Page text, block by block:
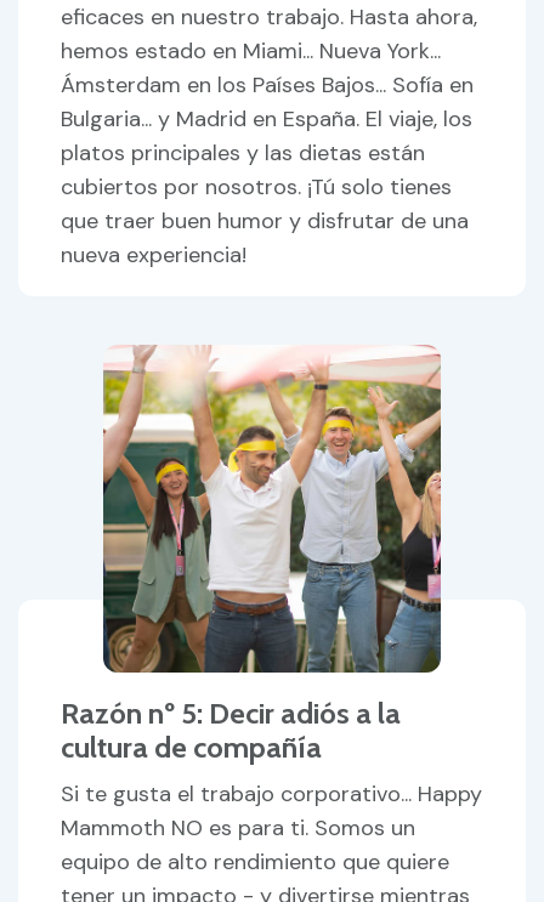
eficaces en nuestro trabajo. Hasta ahora,
hemos estado en Miami... Nueva York...
Ámsterdam en los Países Bajos... Sofía en
Bulgaria... y Madrid en España. El viaje, los
platos principales y las dietas están
cubiertos por nosotros. ¡Tú solo tienes
que traer buen humor y disfrutar de una
nueva experiencia!
Razón nº 5: Decir adiós a la
cultura de compañía
Si te gusta el trabajo corporativo... Happy
Mammoth NO es para ti. Somos un
equipo de alto rendimiento que quiere